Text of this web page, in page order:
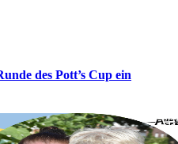
des Pott’s Cup ein